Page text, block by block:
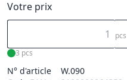
Votre prix
pcs
3 pcs
N° d'article
W.090